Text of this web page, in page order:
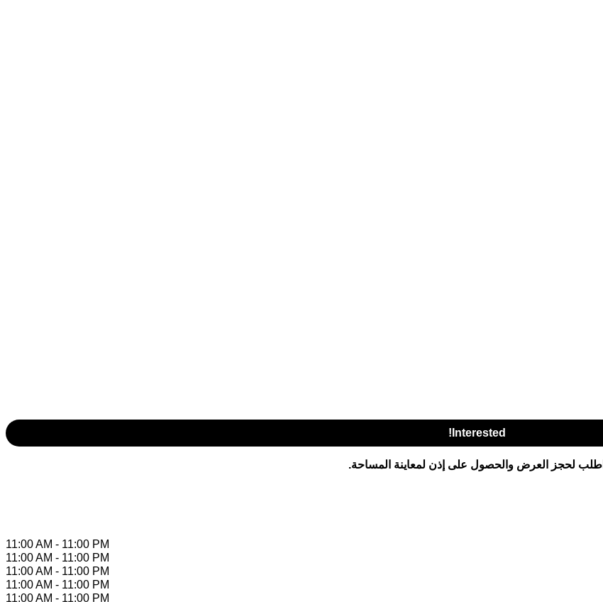
Interested!
اطلب لحجز العرض والحصول على إذن لمعاينة المساحة.
11:00 AM - 11:00 PM
11:00 AM - 11:00 PM
11:00 AM - 11:00 PM
11:00 AM - 11:00 PM
11:00 AM - 11:00 PM